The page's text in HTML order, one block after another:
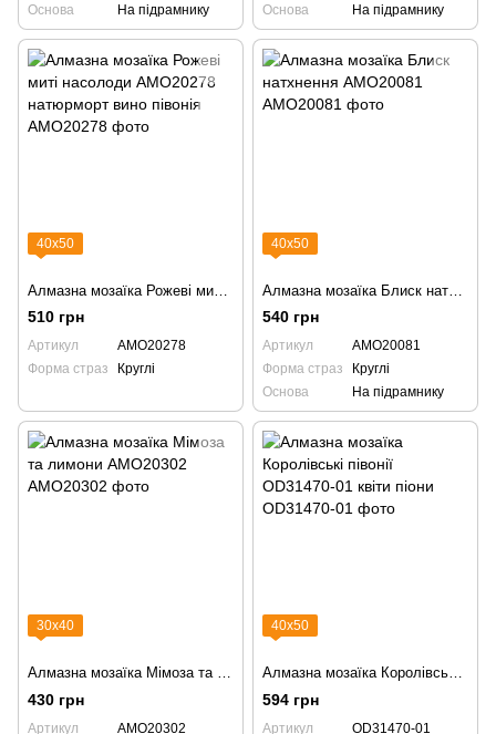
Основа
На підрамнику
Основа
На підрамнику
40х50
510 грн
Артикул
AMO20278
Форма страз
Круглі
40х50
540 грн
Артикул
AMO20081
Форма страз
Круглі
Основа
На підрамнику
30х40
Алмазна мозаїка Мімоза та лимони AMO20302
430 грн
Артикул
AMO20302
40х50
Алмазна мозаїка Королівські півонії OD31470-01 квіти піони
594 грн
Артикул
OD31470-01